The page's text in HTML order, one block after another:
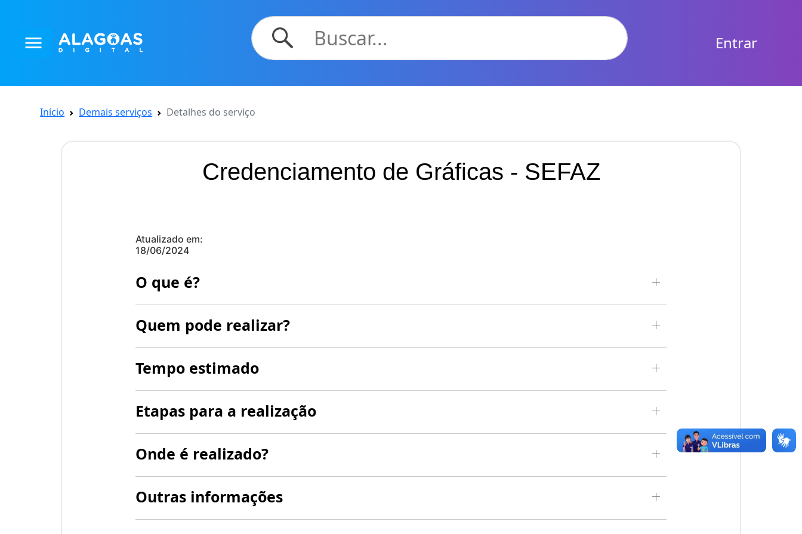
menu Entrar
Início Demais serviços Detalhes do serviço
Credenciamento de Gráficas - SEFAZ
Atualizado em:
18/06/2024
O que é?
Quem pode realizar?
Tempo estimado
Etapas para a realização
Onde é realizado?
Outras informações